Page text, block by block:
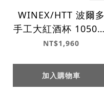
WINEX/HTT 波爾多
手工大紅酒杯 1050ml
GH200KC
NT$1,960
加入購物車